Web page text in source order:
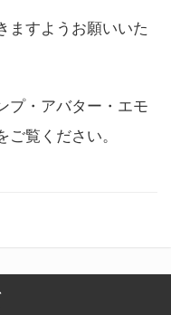
ますようお願いいた
プ・アバター・エモ
ご覧ください。